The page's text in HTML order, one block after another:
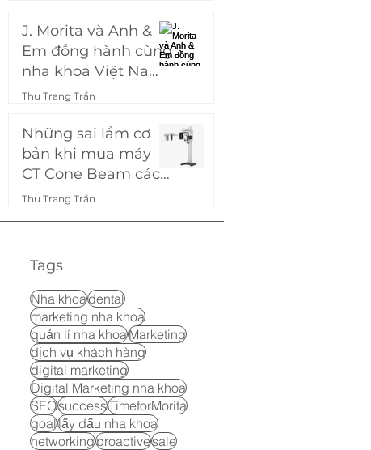
J. Morita và Anh &
Em đồng hành cùng
nha khoa Việt Nam:
Ra mắt chương
giảm khùng - Ép
Morita theo giá bạn
muốn!"
Thu Trang Trần
Những sai lầm cơ
bản khi mua máy
CT Cone Beam các
phòng khám nha
Thu Trang Trần
Tags
Nha khoadental
marketing nha khoa
quản lí nha khoaMarketing
dịch vụ khách hàng
digital marketing
Digital Marketing nha khoa
SEOsuccessTimeforMorita
goallấy dấu nha khoa
networkingproactivesale